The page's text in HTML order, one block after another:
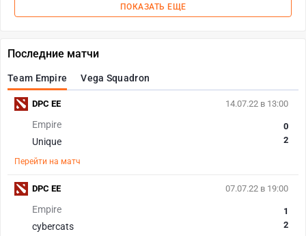
ПОКАЗАТЬ ЕЩЕ
Последние матчи
Team Empire Vega Squadron
14.07.22 в 13:00
Empire
Unique
0
2
Перейти на матч
DPC EE
07.07.22 в 19:00
Empire
cybercats
1
2
DPC EE